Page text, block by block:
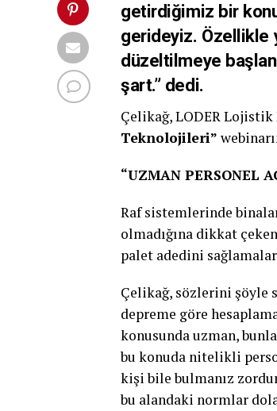
getirdiğimiz bir
gerideyiz. Özellikle
düzeltilmeye
şart.” dedi.
Çelikağ, LODER
Teknolojileri”
“UZMAN PERSONEL
Raf sistemlerinde
olmadığına dikkat
palet adedini
Çelikağ, sözlerini şöyle
depreme göre
konusunda uzman,
bu konuda nitelikli
kişi bile bulmanız
bu alandaki normlar